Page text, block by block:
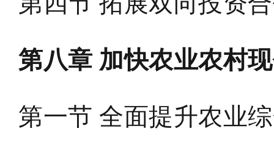
第八章 加快农业农村
第一节 全面提升农业